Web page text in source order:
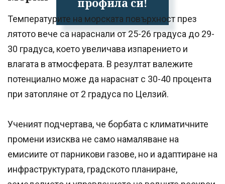
Температурите на морската повърхност през
лятото вече са нараснали от 25-26 градуса до 29-
30 градуса, което увеличава изпарението и
влагата в атмосферата. В резултат валежите
потенциално може да нараснат с 30-40 процента
при затопляне от 2 градуса по Целзий.
Ученият подчертава, че борбата с климатичните
промени изисква не само намаляване на
емисиите от парникови газове, но и адаптиране на
инфраструктурата, градското планиране,